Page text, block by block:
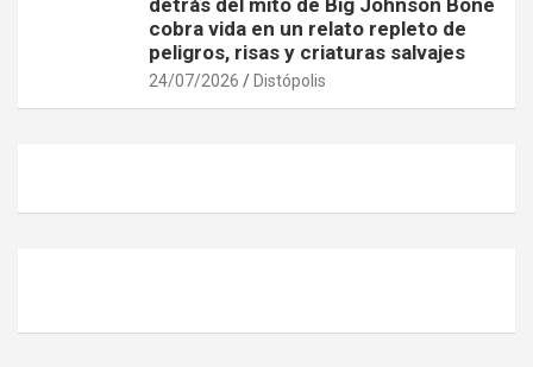
detrás del mito de Big Johnson Bone
cobra vida en un relato repleto de
peligros, risas y criaturas salvajes
24/07/2026 Distópolis